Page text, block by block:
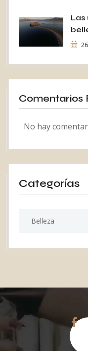
Las
Comentarios
No hay
Categorías
Belleza